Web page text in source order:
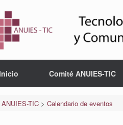
Inicio Comité ANUIES-TIC
TIC> Calendario de eventos